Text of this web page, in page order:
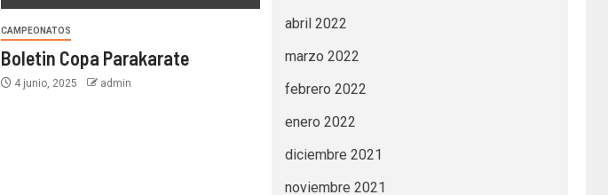
CAMPEONATOS
Boletin Copa Parakarate
4 junio, 2025 admin
abril 2022
marzo 2022
febrero 2022
enero 2022
diciembre 2021
noviembre 2021